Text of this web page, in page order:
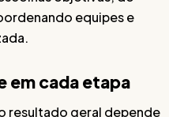
equipes e
em cada etapa
resultado geral depende